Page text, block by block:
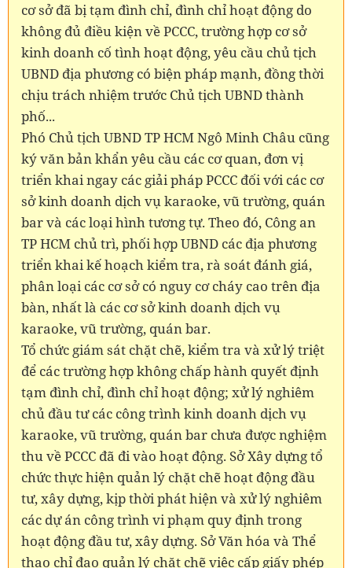
cơ sở đã bị tạm đình chỉ, đình chỉ hoạt động do
không đủ điều kiện về PCCC, trường hợp cơ sở
kinh doanh cố tình hoạt động, yêu cầu chủ tịch
UBND địa phương có biện pháp mạnh, đồng thời
chịu trách nhiệm trước Chủ tịch UBND thành
phố...
Phó Chủ tịch UBND TP HCM Ngô Minh Châu cũng
ký văn bản khẩn yêu cầu các cơ quan, đơn vị
triển khai ngay các giải pháp PCCC đối với các cơ
sở kinh doanh dịch vụ karaoke, vũ trường, quán
bar và các loại hình tương tự. Theo đó, Công an
TP HCM chủ trì, phối hợp UBND các địa phương
triển khai kế hoạch kiểm tra, rà soát đánh giá,
phân loại các cơ sở có nguy cơ cháy cao trên địa
bàn, nhất là các cơ sở kinh doanh dịch vụ
karaoke, vũ trường, quán bar.
Tổ chức giám sát chặt chẽ, kiểm tra và xử lý triệt
để các trường hợp không chấp hành quyết định
tạm đình chỉ, đình chỉ hoạt động; xử lý nghiêm
chủ đầu tư các công trình kinh doanh dịch vụ
karaoke, vũ trường, quán bar chưa được nghiệm
thu về PCCC đã đi vào hoạt động. Sở Xây dựng tổ
chức thực hiện quản lý chặt chẽ hoạt động đầu
tư, xây dựng, kịp thời phát hiện và xử lý nghiêm
các dự án công trình vi phạm quy định trong
hoạt động đầu tư, xây dựng. Sở Văn hóa và Thể
thao chỉ đạo quản lý chặt chẽ việc cấp giấy phép